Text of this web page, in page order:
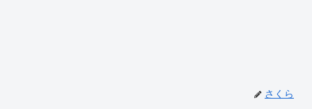
さくら